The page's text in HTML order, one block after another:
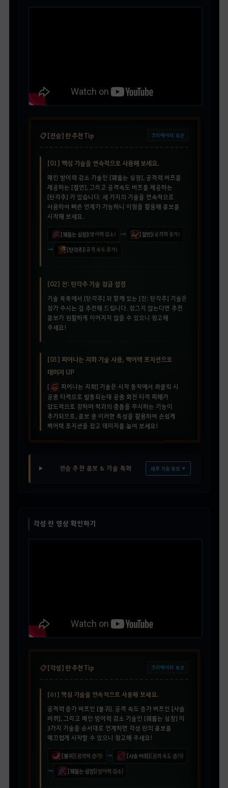
📋 [전승] 란 추천 Tip 크리에이터 토친
[01] 핵심 기술을 연속적으로 사용해 보세요.
메인 방어력 감소 기술인 [꿰뚫는 심장], 공격력 버프를
제공하는 [절연], 그리고 공격속도 버프를 제공하는
[탄각추] 가 있습니다. 세 가지의 기술을 연속적으로
사용하여 빠른 연계가 가능하니 이점을 활용해 콤보를
시작해 보세요.
[꿰뚫는 심장](방어력 감소) → [절연](공격력 증가)
→ [탄각추](공격 속도 증가)
[02] 진: 탄각추 기술 잠금 설정
기술 목록에서 [탄각추] 와 함께 있는 [진: 탄각추] 기술은
잠가 주시는 걸 추천해 드립니다. 잠그지 않는다면 추천
콤보가 원활하게 이어지지 않을 수 있으니 참고해
주세요!
[03] 피어나는 지화 기술 사용, 백어택 포지션으로
데미지 UP
[
피어나는 지화] 기술은 시작 동작에서 좌클릭 시
공중 타격으로 발동되는데 공중 회전 타격 피해가
압도적으로 강하며 적과의 충돌을 무시하는 기능이
추가되므로, 콤보 중 이러한 특성을 활용하여 손쉽게
백어택 포지션을 잡고 데미지를 높여 보세요!
전승 추천 콤보 & 기술 특화 세부 기술 정보 ▼
각성 란 영상 확인하기
📋[각성] 란 추천 Tip 크리에이터 토친
[01] 핵심 기술을 연속적으로 사용해 보세요.
공격력 증가 버프인 [불귀]. 공격 속도 증가 버프인 [사슬
바퀴], 그리고 메인 방어력 감소 기술인 [꿰뚫는 심장] 이
3가지 기술을 순서대로 연계하면 각성 란의 콤보를
매끄럽게 시작할 수 있으니 참고해 주세요!
[불귀] (공격력 증가) → [사슬 바퀴] (공격 속도 증가)
→ [꿰뚫는 심장] (방어력 감소)